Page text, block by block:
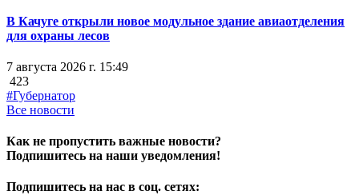
В Качуге открыли новое модульное здание авиаотделения
для охраны лесов
7 августа 2026 г. 15:49
423
#Губернатор
Все новости
Как не пропустить важные новости?
Подпишитесь на наши уведомления!
Подпишитесь на нас в соц. сетях: